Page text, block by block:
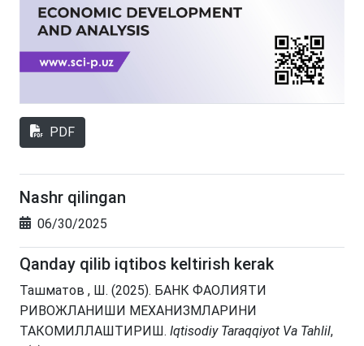
PDF
Nashr qilingan
06/30/2025
Qanday qilib iqtibos keltirish kerak
Ташматов , Ш. (2025). БАНК ФАОЛИЯТИ
РИВОЖЛАНИШИ МЕХАНИЗМЛАРИНИ
ТАКОМИЛЛАШТИРИШ. Iqtisodiy Taraqqiyot Va Tahlil,